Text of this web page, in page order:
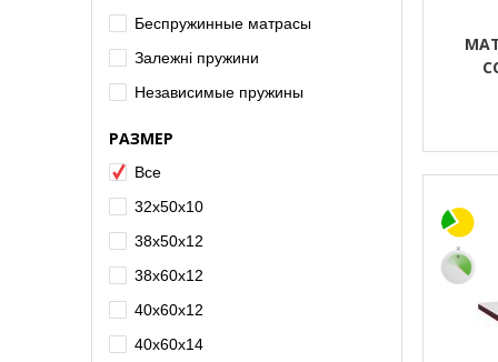
Беспружинные матрасы
Залежні пружини
Независимые пружины
РАЗМЕР
Все
32x50x10
38x50x12
38x60x12
40x60x12
40x60x14